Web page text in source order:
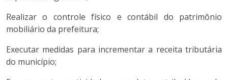
Realizar o controle físico e contábil do patrimônio
mobiliário da prefeitura;
Executar medidas para incrementar a receita tributária
do município;